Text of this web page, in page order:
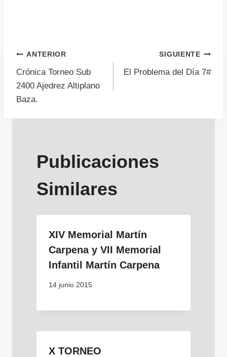
Navegación
de
entradas
ANTERIOR
Crónica Torneo Sub
2400 Ajedrez Altiplano
Baza.
SIGUIENTE
El Problema del Día 7#
Publicaciones
Similares
XIV Memorial Martín
Carpena y VII Memorial
Infantil Martín Carpena
14 junio 2015
X TORNEO